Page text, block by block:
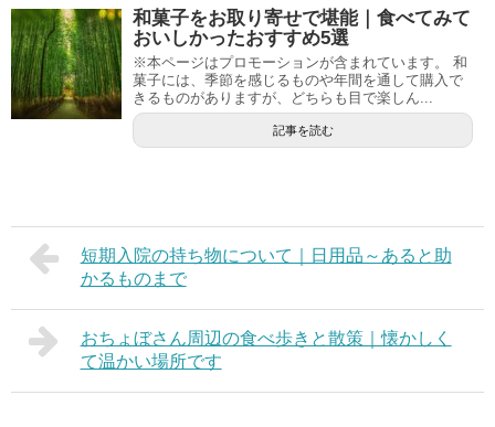
和菓子をお取り寄せで堪能｜食べてみて
おいしかったおすすめ5選
※本ページはプロモーションが含まれています。 和
菓子には、季節を感じるものや年間を通して購入で
きるものがありますが、どちらも目で楽しん...
記事を読む
短期入院の持ち物について｜日用品～あると助
かるものまで
おちょぼさん周辺の食べ歩きと散策｜懐かしく
て温かい場所です